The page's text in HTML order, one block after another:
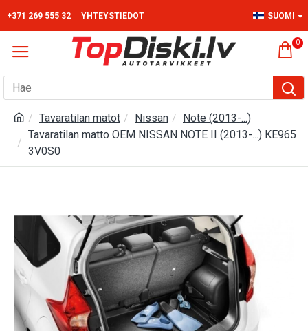
+371 269 555 32 YHTEYSTIEDOT SUOMI
0
Tavaratilan matot Nissan
Note (2013-...)
Tavaratilan matto OEM NISSAN NOTE II (2013-...) KE965
3V0S0